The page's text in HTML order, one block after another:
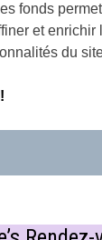
fonds
et enrichir
du